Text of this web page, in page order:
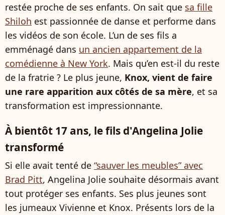
restée proche de ses enfants. On sait que sa fille
Shiloh est passionnée de danse et performe dans
les vidéos de son école. L’un de ses fils a
emménagé dans un ancien appartement de la
comédienne à New York. Mais qu’en est-il du reste
de la fratrie ? Le plus jeune, Knox, vient de faire
une rare apparition aux côtés de sa mère, et sa
transformation est impressionnante.
À bientôt 17 ans, le fils d'Angelina Jolie
transformé
Si elle avait tenté de “sauver les meubles” avec
Brad Pitt, Angelina Jolie souhaite désormais avant
tout protéger ses enfants. Ses plus jeunes sont
les jumeaux Vivienne et Knox. Présents lors de la